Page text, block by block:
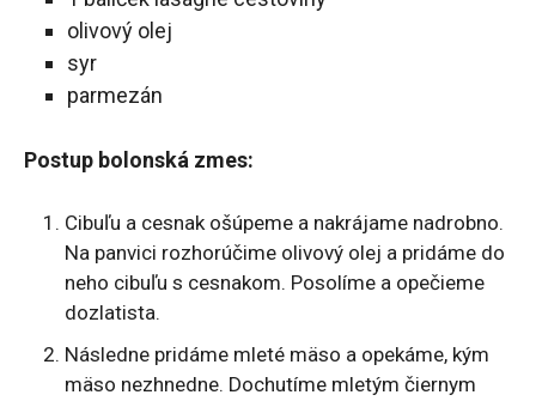
olivový olej
syr
parmezán
Postup bolonská zmes:
Cibuľu a cesnak ošúpeme a nakrájame nadrobno.
Na panvici rozhorúčime olivový olej a pridáme do
neho cibuľu s cesnakom. Posolíme a opečieme
dozlatista.
Následne pridáme mleté mäso a opekáme, kým
mäso nezhnedne. Dochutíme mletým čiernym